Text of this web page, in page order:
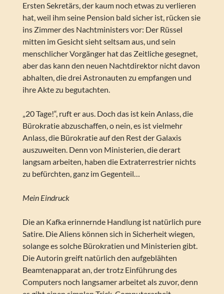
Ersten Sekretärs, der kaum noch etwas zu verlieren
hat, weil ihm seine Pension bald sicher ist, rücken sie
ins Zimmer des Nachtministers vor: Der Rüssel
mitten im Gesicht sieht seltsam aus, und sein
menschlicher Vorgänger hat das Zeitliche gesegnet,
aber das kann den neuen Nachtdirektor nicht davon
abhalten, die drei Astronauten zu empfangen und
ihre Akte zu begutachten.
„20 Tage!“, ruft er aus. Doch das ist kein Anlass, die
Bürokratie abzuschaffen, o nein, es ist vielmehr
Anlass, die Bürokratie auf den Rest der Galaxis
auszuweiten. Denn von Ministerien, die derart
langsam arbeiten, haben die Extraterrestrier nichts
zu befürchten, ganz im Gegenteil…
Mein Eindruck
Die an Kafka erinnernde Handlung ist natürlich pure
Satire. Die Aliens können sich in Sicherheit wiegen,
solange es solche Bürokratien und Ministerien gibt.
Die Autorin greift natürlich den aufgeblähten
Beamtenapparat an, der trotz Einführung des
Computers noch langsamer arbeitet als zuvor, denn